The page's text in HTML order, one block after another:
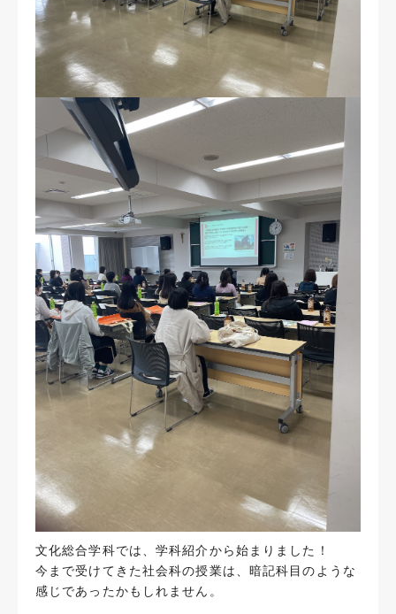
文化総合学科では、学科紹介から始まりました！
今まで受けてきた社会科の授業は、暗記科目のような
感じであったかもしれません。